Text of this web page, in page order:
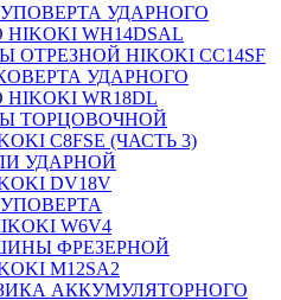
УДАРНОГО
WH14DSAL
HIKOKI CC14SF
УДАРНОГО
WR18DL
ТОРЦОВОЧНОЙ
C8FSE (ЧАСТЬ 3)
УДАРНОЙ
DV18V
W6V4
ФРЕЗЕРНОЙ
M12SA2
АККУМУЛЯТОРНОГО